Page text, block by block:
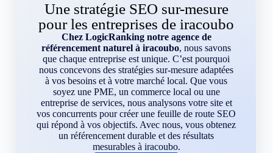
Une stratégie SEO sur-mesure
pour les entreprises de iracoubo
Chez LogicRanking notre agence de
référencement naturel à iracoubo, nous savons
que chaque entreprise est unique. C’est pourquoi
nous concevons des stratégies sur-mesure adaptées
à vos besoins et à votre marché local. Que vous
soyez une PME, un commerce local ou une
entreprise de services, nous analysons votre site et
vos concurrents pour créer une feuille de route SEO
qui répond à vos objectifs. Avec nous, vous obtenez
un référencement durable et des résultats
mesurables à iracoubo.